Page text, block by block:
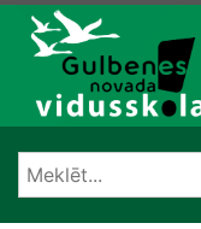
Izlaist